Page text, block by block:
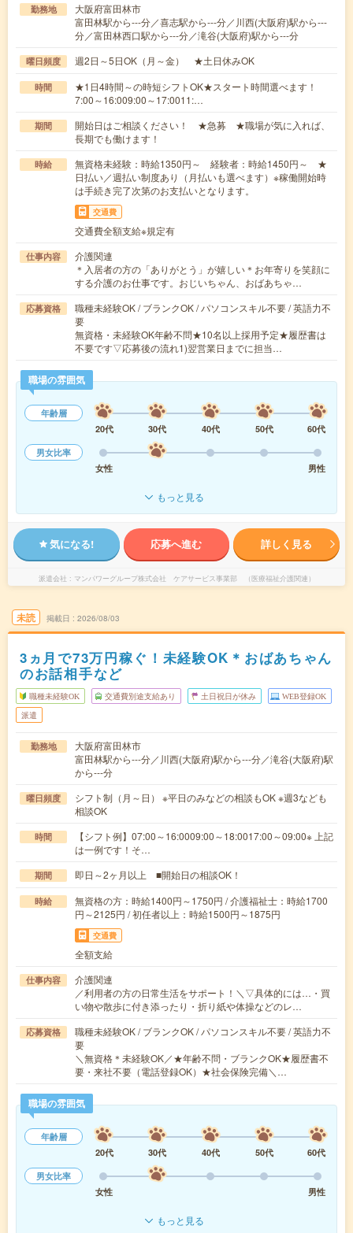
勤務地
大阪府富田林市
富田林駅から---分／喜志駅から---分／川西(大阪府)駅から---
分／富田林西口駅から---分／滝谷(大阪府)駅から---分
曜日頻度 週2日～5日OK（月～金） ★土日休みOK
時間
★1日4時間～の時短シフトOK★スタート時間選べます！
7:00～16:009:00～17:0011:…
期間
開始日はご相談ください！ ★急募 ★職場が気に入れば、
長期でも働けます！
時給
無資格未経験：時給1350円～ 経験者：時給1450円～ ★
日払い／週払い制度あり（月払いも選べます）※稼働開始時
は手続き完了次第のお支払いとなります。
交通費
交通費全額支給※規定有
仕事内容
介護関連
＊入居者の方の「ありがとう」が嬉しい＊お年寄りを笑顔に
する介護のお仕事です。おじいちゃん、おばあちゃ…
応募資格
職種未経験OK / ブランクOK / パソコンスキル不要 / 英語力不
要
無資格・未経験OK年齢不問★10名以上採用予定★履歴書は
不要です▽応募後の流れ1)翌営業日までに担当…
職場の雰囲気
年齢層
20代
30代 40代 50代
60代
男女比率
女性
男性
もっと見る
気になる! 応募へ進む 詳しく見る
派遣会社 マンパワーグループ株式会社 ケアサービス事業部 （医療福祉介護関連）
未読 掲載日 2026/08/03
3ヵ月で73万円稼ぐ！未経験OK＊おばあちゃん
のお話相手など
職種未経験OK 交通費別途支給あり 土日祝日が休み WEB登録OK
派遣
勤務地
大阪府富田林市
富田林駅から---分／川西(大阪府)駅から---分／滝谷(大阪府)駅
から---分
曜日頻度
シフト制（月～日） ※平日のみなどの相談もOK ※週3なども
相談OK
時間
【シフト例】07:00～16:0009:00～18:0017:00～09:00※ 上記
は一例です！そ…
期間 即日～2ヶ月以上 ■開始日の相談OK！
時給
無資格の方：時給1400円～1750円 / 介護福祉士：時給1700
円～2125円 / 初任者以上：時給1500円～1875円
交通費
全額支給
仕事内容
介護関連
／利用者の方の日常生活をサポート！＼▽具体的には…・買
い物や散歩に付き添ったり・折り紙や体操などのレ…
応募資格
職種未経験OK / ブランクOK / パソコンスキル不要 / 英語力不
要
＼無資格＊未経験OK／★年齢不問・ブランクOK★履歴書不
要・来社不要（電話登録OK）★社会保険完備＼…
職場の雰囲気
年齢層
20代
30代 40代 50代
60代
男女比率
女性
男性
もっと見る